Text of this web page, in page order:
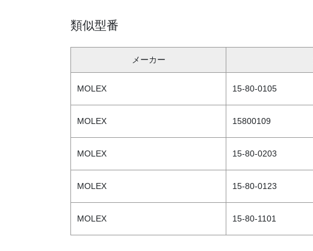
類似型番
メーカー
MOLEX 15-80-0105
MOLEX 15800109
MOLEX 15-80-0203
MOLEX 15-80-0123
MOLEX 15-80-1101